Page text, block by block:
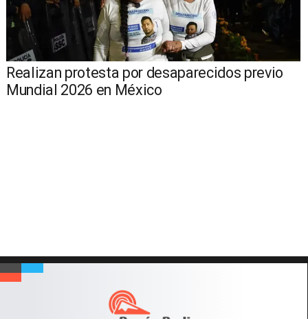
Realizan protesta por desaparecidos previo
Mundial 2026 en México